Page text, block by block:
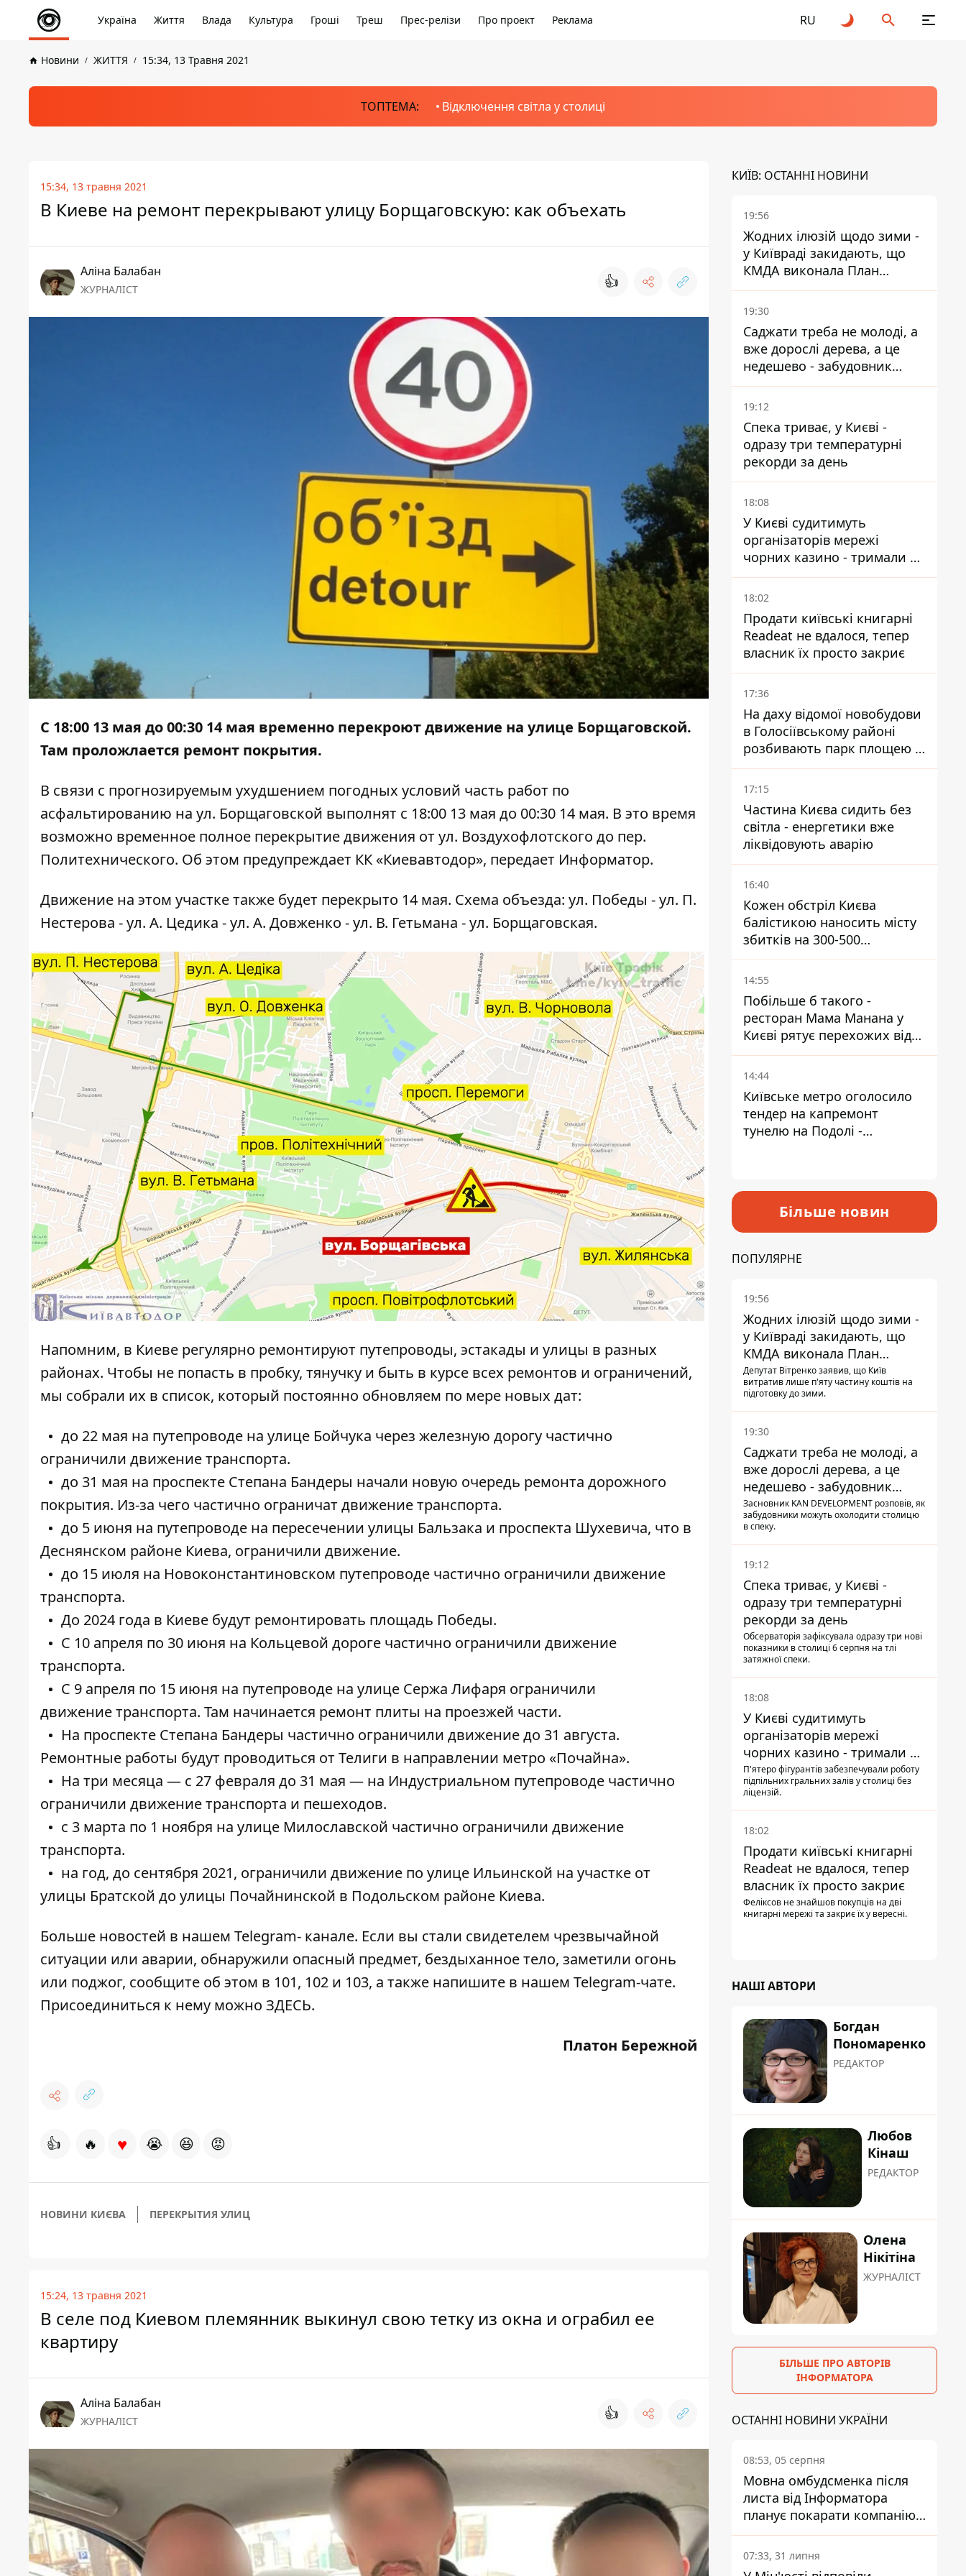
Україна Життя Влада Культура Гроші Треш Прес-релізи Про проект Реклама RU
Новини ЖИТТЯ 15:34, 13 Травня 2021
ТОПТЕМА: Відключення світла у столиці
15:34, 13 травня 2021
В Киеве на ремонт перекрывают улицу Борщаговскую: как объехать
Аліна Балабан
ЖУРНАЛІСТ 👍
С 18:00 13 мая до 00:30 14 мая временно перекроют движение на улице Борщаговской.
Там проложлается ремонт покрытия.
В связи с прогнозируемым ухудшением погодных условий часть работ по
асфальтированию на ул. Борщаговской выполнят с 18:00 13 мая до 00:30 14 мая. В это время
возможно временное полное перекрытие движения от ул. Воздухофлотского до пер.
Политехнического. Об этом предупреждает КК «Киевавтодор», передает Информатор.
Движение на этом участке также будет перекрыто 14 мая. Схема объезда: ул. Победы - ул. П.
Нестерова - ул. А. Цедика - ул. А. Довженко - ул. В. Гетьмана - ул. Борщаговская.
Напомним, в Киеве регулярно ремонтируют путепроводы, эстакады и улицы в разных
районах. Чтобы не попасть в пробку, тянучку и быть в курсе всех ремонтов и ограничений,
мы собрали их в список, который постоянно обновляем по мере новых дат:
до 22 мая на путепроводе на улице Бойчука через железную дорогу частично
ограничили движение транспорта.
до 31 мая на проспекте Степана Бандеры начали новую очередь ремонта дорожного
покрытия. Из-за чего частично ограничат движение транспорта.
до 5 июня на путепроводе на пересечении улицы Бальзака и проспекта Шухевича, что в
Деснянском районе Киева, ограничили движение.
до 15 июля на Новоконстантиновском путепроводе частично ограничили движение
транспорта.
До 2024 года в Киеве будут ремонтировать площадь Победы.
С 10 апреля по 30 июня на Кольцевой дороге частично ограничили движение
транспорта.
С 9 апреля по 15 июня на путепроводе на улице Сержа Лифаря ограничили
движениетранспорта. Там начинается ремонт плиты на проезжей части.
На проспекте Степана Бандеры частично ограничили движение до 31 августа.
Ремонтные работы будут проводиться от Телиги в направлении метро «Почайна».
На три месяца — с 27 февраля до 31 мая — на Индустриальном путепроводе частично
ограничили движение транспорта и пешеходов.
с 3 марта по 1 ноября на улице Милославской частично ограничили движение
транспорта.
на год, до сентября 2021, ограничили движение по улице Ильинской на участке от
улицы Братской до улицы Почайнинской в ​​Подольском районе Киева.
Больше новостей в нашем Telegram- канале. Если вы стали свидетелем чрезвычайной
ситуации или аварии, обнаружили опасный предмет, бездыханное тело, заметили огонь
или поджог, сообщите об этом в 101, 102 и 103, а также напишите в нашем Telegram-чате.
Присоединиться к нему можно ЗДЕСЬ.
Платон Бережной
👍 🔥 ♥ 😭 😆 😡
НОВИНИ КИЄВА ПЕРЕКРЫТИЯ УЛИЦ
15:24, 13 травня 2021
В селе под Киевом племянник выкинул свою тетку из окна и ограбил ее
квартиру
Аліна Балабан
ЖУРНАЛІСТ 👍
КИЇВ: ОСТАННІ НОВИНИ
19:56
Жодних ілюзій щодо зими -
у Київраді закидають, що
КМДА виконала План
стійкості на 20%
19:30
Саджати треба не молоді, а
вже дорослі дерева, а це
недешево - забудовник
Ніконов
19:12
Спека триває, у Києві -
одразу три температурні
рекорди за день
18:08
У Києві судитимуть
організаторів мережі
чорних казино - тримали 39
закладів
18:02
Продати київські книгарні
Readeat не вдалося, тепер
власник їх просто закриє
17:36
На даху відомої новобудови
в Голосіївському районі
розбивають парк площею в
гектар
17:15
Частина Києва сидить без
світла - енергетики вже
ліквідовують аварію
16:40
Кожен обстріл Києва
балістикою наносить місту
збитків на 300-500
мільйонів - Петро
Пантелеєв
14:55
Побільше б такого -
ресторан Мама Манана у
Києві рятує перехожих від
спеки
14:44
Київське метро оголосило
тендер на капремонт
тунелю на Подолі -
Більше новин
ПОПУЛЯРНЕ
19:56
Жодних ілюзій щодо зими -
у Київраді закидають, що
КМДА виконала План
стійкості на 20%
Депутат Вітренко заявив, що Київ
витратив лише п'яту частину коштів на
підготовку до зими.
19:30
Саджати треба не молоді, а
вже дорослі дерева, а це
недешево - забудовник
Ніконов
Засновник KAN DEVELOPMENT розповів, як
забудовники можуть охолодити столицю
в спеку.
19:12
Спека триває, у Києві -
одразу три температурні
рекорди за день
Обсерваторія зафіксувала одразу три нові
показники в столиці 6 серпня на тлі
затяжної спеки.
18:08
У Києві судитимуть
організаторів мережі
чорних казино - тримали 39
закладів
П'ятеро фігурантів забезпечували роботу
підпільних гральних залів у столиці без
ліцензій.
18:02
Продати київські книгарні
Readeat не вдалося, тепер
власник їх просто закриє
Феліксов не знайшов покупців на дві
книгарні мережі та закриє їх у вересні.
НАШІ АВТОРИ
Богдан
Пономаренко
РЕДАКТОР
Любов
Кінаш
РЕДАКТОР
Олена
Нікітіна
ЖУРНАЛІСТ
БІЛЬШЕ ПРО АВТОРІВ
ІНФОРМАТОРА
ОСТАННІ НОВИНИ УКРАЇНИ
08:53, 05 серпня
Мовна омбудсменка після
листа від Інформатора
планує покарати компанію-
підрядника ПриватБанку
07:33, 31 липня